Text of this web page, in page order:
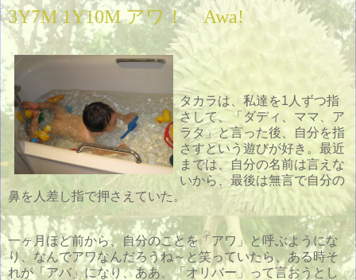
3Y7M 1Y10M アワ！ Awa!
タカラは、私達を1人ずつ指
さして、「ダディ、ママ、ア
ラタ」と言った後、自分を指
さすという遊びが好き。最近
までは、自分の名前は言えな
いから、最後は無言で自分の
鼻を人差し指で押さえていた。
一ヶ月ほど前から、自分のことを「アワ」と呼ぶようにな
り、なんでアワなんだろうね～と笑っていたら、ある時そ
れが「アバ」になり、ああ、「オリバー」って言おうとし